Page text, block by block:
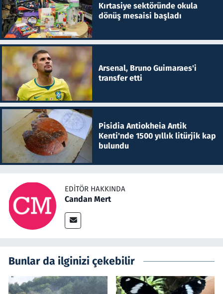
Kırtasiye sektöründe okula
dönüş mesaisi başladı
Arsenal, Bruno Guimaraes'i
transfer etti
Pisidia Antiokheia Antik
Kenti'nde 1500 yıllık litürjik kap
bulundu
EDITÖR HAKKINDA
Candan Mert
Bunlar da ilginizi çekebilir